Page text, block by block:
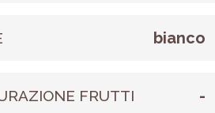
bianco
FRUTTI -